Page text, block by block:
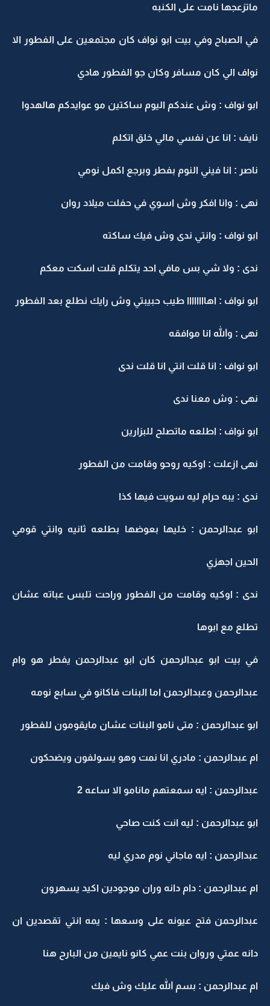
ماتزعجها نامت على الكنبه
في الصباح وفي بيت ابو نواف كان مجتمعين على الفطور الا
نواف الي كان مسافر وكان جو الفطور هادي
ابو نواف : وش عندكم اليوم ساكتين مو عوايدكم هالهدوا
نايف : انا عن نفسي مالي خلق اتكلم
ناصر : انا فيني النوم بفطر وبرجع اكمل نومي
نهى : وانا افكر وش اسوي في حفلت ميلاد روان
ابو نواف : وانتي ندى وش فيك ساكته
ندى : ولا شي بس مافي احد يتكلم قلت اسكت معكم
ابو نواف : اهاااااااا طيب حبيبتي وش رايك نطلع بعد الفطور
نهى : والله انا موافقه
ابو نواف : انا قلت انتي انا قلت ندى
نهى : وش معنا ندى
ابو نواف : اطلعه ماتصلح للبزارين
نهى ازعلت : اوكيه روحو وقامت من الفطور
ندى : يبه حرام ليه سويت فيها كذا
ابو عبدالرحمن : خليها بعوضها بطلعه ثانيه وانتي قومي
الحين اجهزي
ندى : اوكيه وقامت من الفطور وراحت تلبس عباته عشان
تطلع مع ابوها
في بيت ابو عبدالرحمن كان ابو عبدالرحمن يفطر هو وام
عبدالرحمن وعبدالرحمن اما البنات فاكانو في سابع نومه
ابو عبدالرحمن : متى نامو البنات عشان مايقومون للفطور
ام عبدالرحمن : مادري انا نمت وهو يسولفون ويضحكون
عبدالرحمن : ايه سمعتهم مانامو الا ساعه 2
ابو عبدالرحمن : ليه انت كنت صاحي
عبدالرحمن : ايه ماجاني نوم مدري ليه
ام عبدالرحمن : دام دانه وران موجودين اكيد يسهرون
عبدالرحمن فتح عيونه على وسعها : يمه انتي تقصدين ان
دانه عمتي وروان بنت عمي كانو نايمين من البارح هنا
ام عبدالرحمن : بسم الله عليك وش فيك